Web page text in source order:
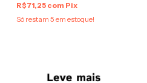
R$71,25 com Pix
Só restam 5 em estoque!